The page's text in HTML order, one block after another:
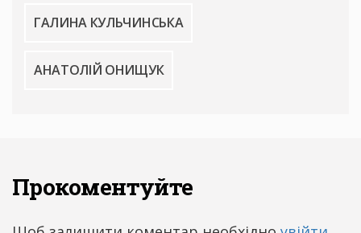
ГАЛИНА КУЛЬЧИНСЬКА
АНАТОЛІЙ ОНИЩУК
Прокоментуйте